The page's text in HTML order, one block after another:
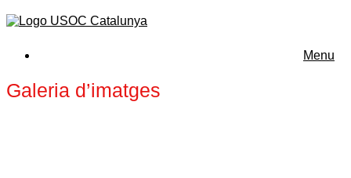
Menu
Galeria d’imatges